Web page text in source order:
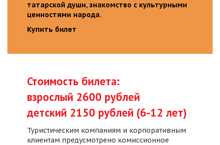
татарской души, знакомство с культурными
ценностями народа.
Купить билет
Стоимость билета:
взрослый 2600 рублей
детский 2150 рублей (6-12 лет)
Туристическим компаниям и корпоративным
клиентам предусмотрено комиссионное